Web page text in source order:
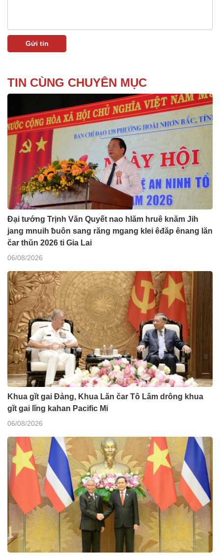
TIN CÙNG CHUYÊN MỤC
Đại tướng Trịnh Văn Quyết nao hlăm hruê knăm Jih
jang mnuih ƀuôn sang răng mgang klei êđăp ênang lăn
čar thŭn 2026 ti Gia Lai
06/08/2026
Khua gĭt gai Đảng, Khua Lăn čar Tô Lâm drông khua
gĭt gai lĭng kahan Pacific Mi
06/08/2026